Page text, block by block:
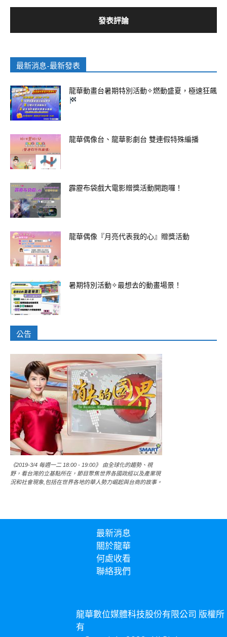
最新消息-最新發表
龍華動畫台暑期特別活動✧燃動盛夏，極速狂飆
龍華偶像台、龍華影劇台 雙連假特殊編播
霹靂布袋戲大電影贈獎活動開跑囉！
龍華偶像『月亮代表我的心』贈獎活動
暑期特別活動✧最想去的動畫場景！
公告
《2019-3/4 每週一二 18:00 - 19:00》 由全球化的趨勢、視
野，看台灣的立基點所在，節目聚焦世界各國政經以及產業現
況和社會現象,包括在世界各地的華人勢力崛起與台商的故事。
最新消息
關於龍華
何處收看
聯絡我們
龍華數位媒體科技股份有限公司 版權所
有